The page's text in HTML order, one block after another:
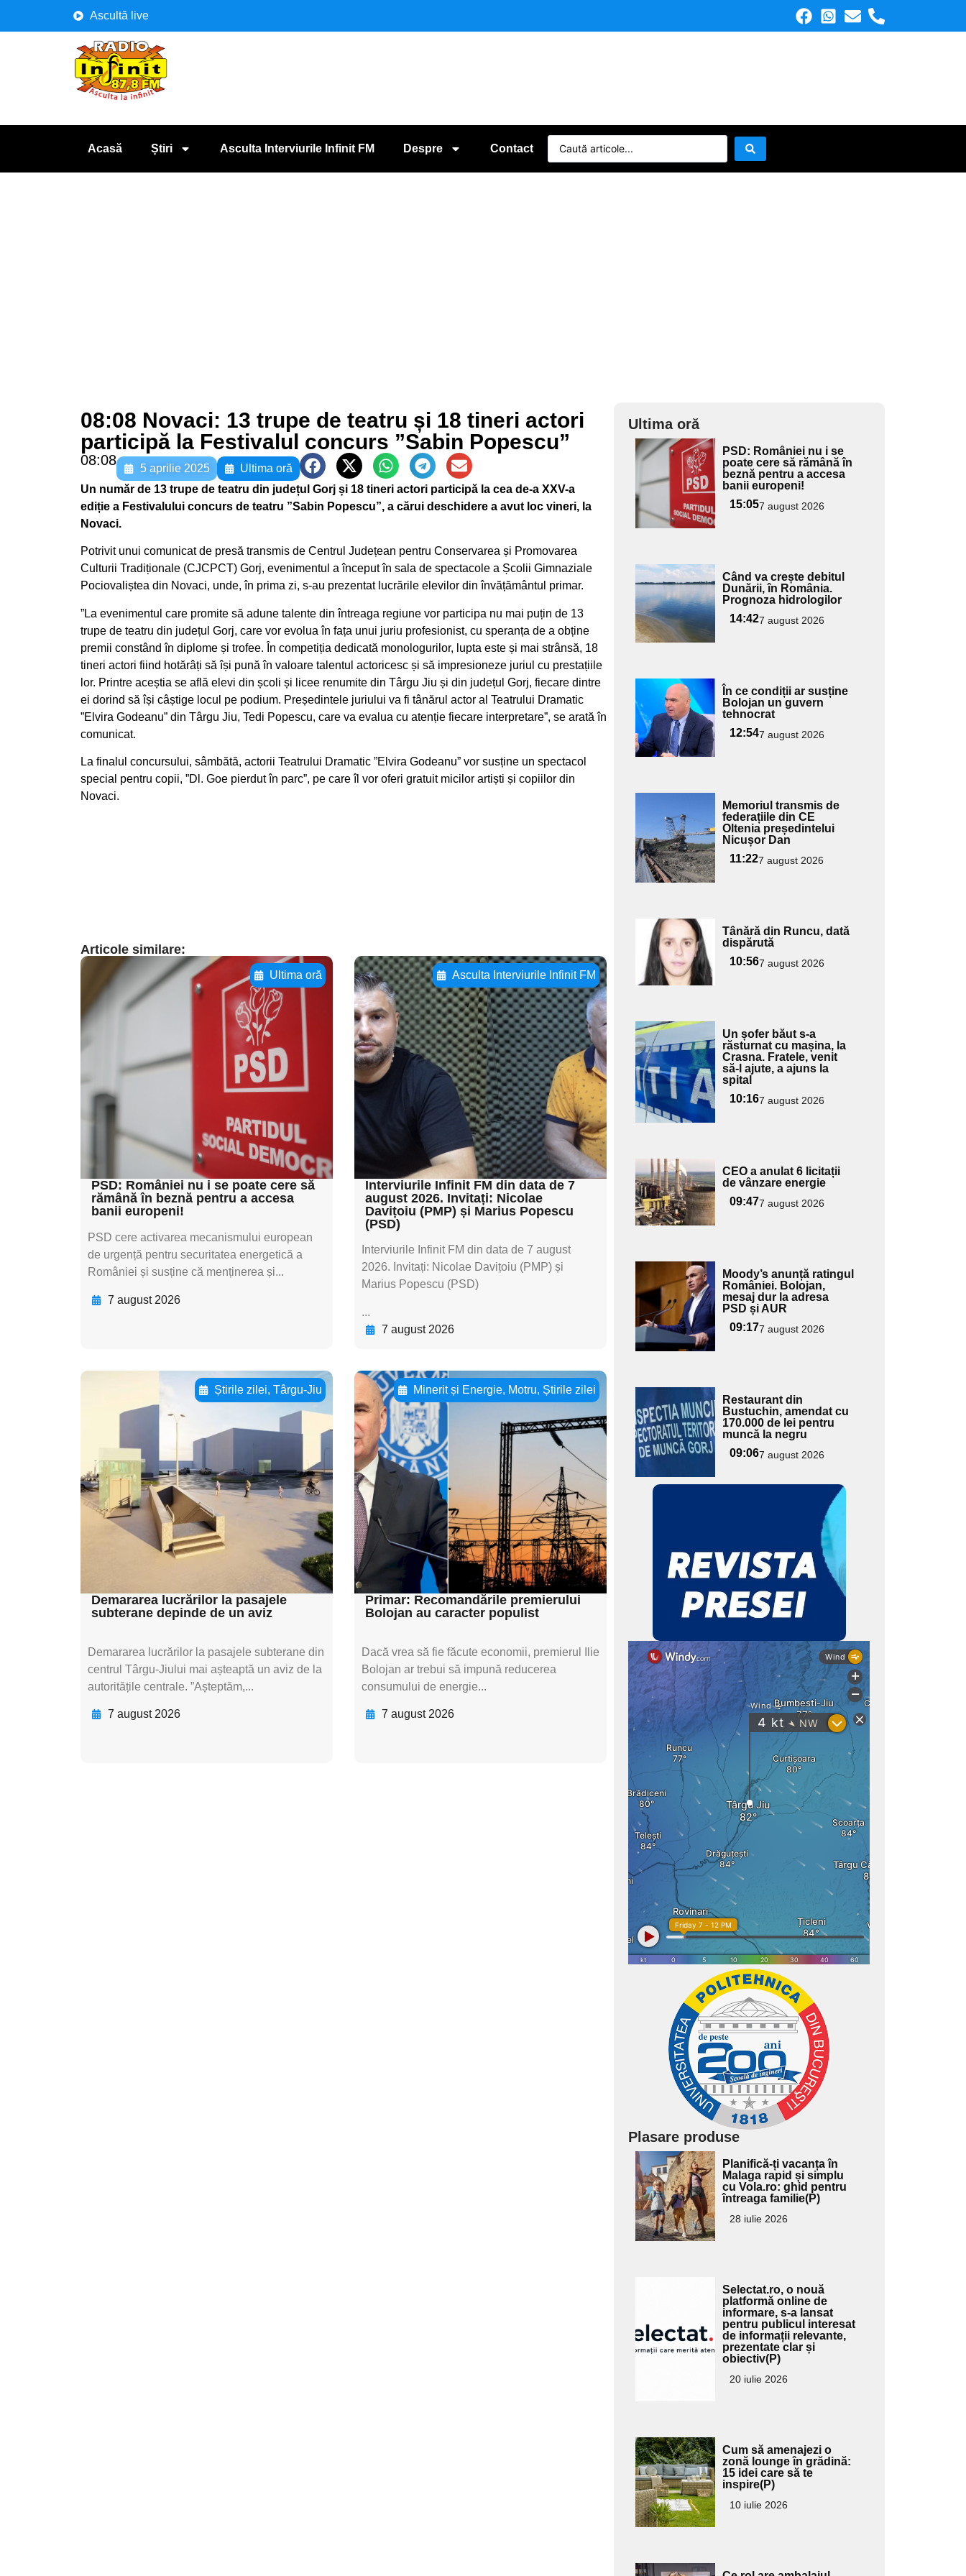
Ascultă live
Acasă Știri Asculta Interviurile Infinit FM Despre Contact
08:08 Novaci: 13 trupe de teatru și 18 tineri actori
participă la Festivalul concurs ”Sabin Popescu”
08:08
5 aprilie 2025
Ultima oră
Un număr de 13 trupe de teatru din județul Gorj și 18 tineri actori participă la cea de-a XXV-a
ediție a Festivalului concurs de teatru ”Sabin Popescu”, a cărui deschidere a avut loc vineri, la
Novaci.
Potrivit unui comunicat de presă transmis de Centrul Județean pentru Conservarea și Promovarea
Culturii Tradiționale (CJCPCT) Gorj, evenimentul a început în sala de spectacole a Școlii Gimnaziale
Pociovaliștea din Novaci, unde, în prima zi, s-au prezentat lucrările elevilor din învățământul primar.
”La evenimentul care promite să adune talente din întreaga regiune vor participa nu mai puțin de 13
trupe de teatru din județul Gorj, care vor evolua în fața unui juriu profesionist, cu speranța de a obține
premii constând în diplome și trofee. În competiția dedicată monologurilor, lupta este și mai strânsă, 18
tineri actori fiind hotărâți să își pună în valoare talentul actoricesc și să impresioneze juriul cu prestațiile
lor. Printre aceștia se află elevi din școli și licee renumite din Târgu Jiu și din județul Gorj, fiecare dintre
ei dorind să își câștige locul pe podium. Președintele juriului va fi tânărul actor al Teatrului Dramatic
”Elvira Godeanu” din Târgu Jiu, Tedi Popescu, care va evalua cu atenție fiecare interpretare”, se arată în
comunicat.
La finalul concursului, sâmbătă, actorii Teatrului Dramatic ”Elvira Godeanu” vor susține un spectacol
special pentru copii, ”Dl. Goe pierdut în parc”, pe care îl vor oferi gratuit micilor artiști și copiilor din
Novaci.
Articole similare:
Ultima oră
Adaugă aici textul
pentru
subtitluAdaugă aici
textul pentru
subtitluAdaugă aici
textul pentru
subtitluAdaugă aici
textul pentru subti
PSD: României nu i se poate cere să
rămână în beznă pentru a accesa
banii europeni!
PSD cere activarea mecanismului european
de urgență pentru securitatea energetică a
României și susține că menținerea și...
7 august 2026
Asculta Interviurile Infinit FM
Adaugă aici textul
pentru
subtitluAdaugă aici
textul pentru
subtitluAdaugă aici
textul pentru
subtitluAdaugă aici
textul pentru subti
Interviurile Infinit FM din data de 7
august 2026. Invitați: Nicolae
Davițoiu (PMP) și Marius Popescu
(PSD)
Interviurile Infinit FM din data de 7 august
2026. Invitați: Nicolae Davițoiu (PMP) și
Marius Popescu (PSD)
...
7 august 2026
Știrile zilei,Târgu-Jiu
Adaugă aici textul
subtitluAdaugă aici
textul pentru
subtitluAdaugă aici
textul pentru
subtitluAdaugă aici
textul pentru subti
Demararea lucrărilor la pasajele
subterane depinde de un aviz
Demararea lucrărilor la pasajele subterane din
centrul Târgu-Jiului mai așteaptă un aviz de la
autoritățile centrale. ”Așteptăm,...
7 august 2026
Minerit și Energie, Motru, Știrile zilei
Adaugă aici textul
pentru
subtitluAdaugă aici
textul pentru
subtitluAdaugă aici
textul pentru
subtitluAdaugă aici
textul pentru subti
Primar: Recomandările premierului
Bolojan au caracter populist
Dacă vrea să fie făcute economii, premierul Ilie
Bolojan ar trebui să impună reducerea
consumului de energie...
7 august 2026
Ultima oră
Adaugă
aici textul
pentru
subtitlu
PSD: României nu i se
poate cere să rămână în
beznă pentru a accesa
banii europeni!
15:057 august 2026
Adaugă
aici textul
pentru
subtitlu
Când va crește debitul
Dunării, în România.
Prognoza hidrologilor
14:427 august 2026
Adaugă
aici textul
pentru
subtitlu
În ce condiții ar susține
Bolojan un guvern
tehnocrat
12:547 august 2026
aici textul
pentru
subtitlu
Memoriul transmis de
federațiile din CE
Oltenia președintelui
Nicușor Dan
11:227 august 2026
Adaugă
aici textul
pentru
subtitlu
Tânără din Runcu, dată
dispărută
10:567 august 2026
Adaugă
aici textul
pentru
subtitlu
Un șofer băut s-a
răsturnat cu mașina, la
Crasna. Fratele, venit
să-l ajute, a ajuns la
spital
10:167 august 2026
Adaugă
aici textul
pentru
subtitlu
CEO a anulat 6 licitații
de vânzare energie
09:477 august 2026
Adaugă
aici textul
pentru
subtitlu
Moody’s anunță ratingul
României. Bolojan,
mesaj dur la adresa
PSD și AUR
09:177 august 2026
aici textul
pentru
subtitlu
Restaurant din
Bustuchin, amendat cu
170.000 de lei pentru
muncă la negru
09:067 august 2026
Plasare produse
Adaugă
aici textul
pentru
subtitlu
Planifică-ți vacanța în
Malaga rapid și simplu
cu Vola.ro: ghid pentru
întreaga familie(P)
28 iulie 2026
subtitlu
Selectat.ro, o nouă
platformă online de
informare, s-a lansat
pentru publicul interesat
de informații relevante,
prezentate clar și
obiectiv(P)
20 iulie 2026
Adaugă
aici textul
pentru
subtitlu
Cum să amenajezi o
zonă lounge în grădină:
15 idei care să te
inspire(P)
10 iulie 2026
Adaugă